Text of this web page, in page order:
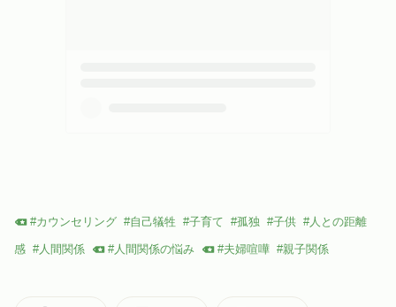
#カウンセリング #自己犠牲 #子育て #孤独 #子供 #人との距離
感 #人間関係 #人間関係の悩み #夫婦喧嘩 #親子関係